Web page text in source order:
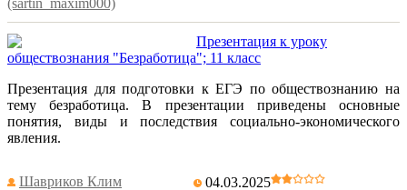
(sartin_maxim000)
Презентация к уроку
обществознания "Безработица"; 11 класс
Презентация для подготовки к ЕГЭ по обществознанию на
тему безработица. В презентации приведены основные
понятия, виды и последствия социально-экономического
явления.
Шавриков Клим
04.03.2025